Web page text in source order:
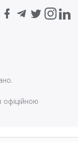
офіційною